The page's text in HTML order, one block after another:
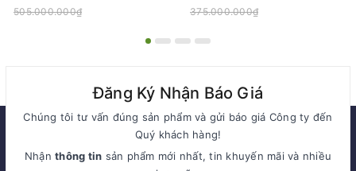
505.000.000₫
Tree Series
375.000.000₫
Đăng Ký Nhận Báo Giá
Chúng tôi tư vấn đúng sản phẩm và gửi báo giá Công ty đến
Quý khách hàng!
Nhậnthông tin sản phẩm mới nhất, tin khuyến mãi và nhiều